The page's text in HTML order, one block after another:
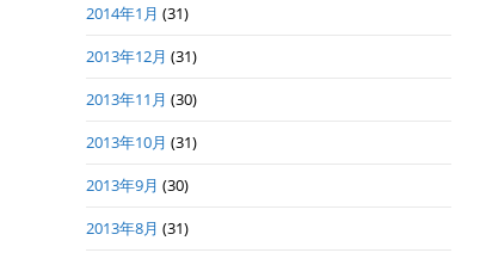
2014年1月 (31)
2013年12月 (31)
2013年11月 (30)
2013年10月 (31)
2013年9月 (30)
2013年8月 (31)